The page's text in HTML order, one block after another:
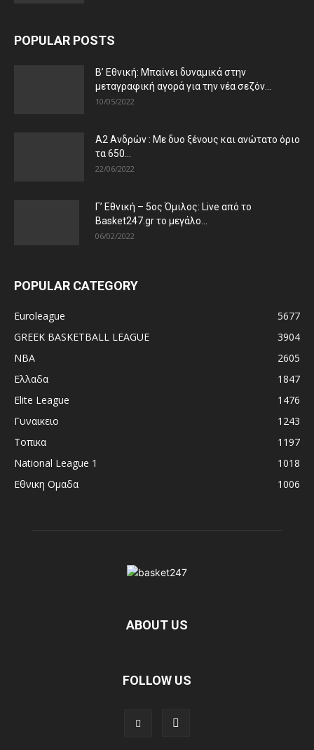
POPULAR POSTS
Β’ Εθνική: Μπαίνει δυναμικά στην
μεταγραφική αγορά για την νέα σεζόν...
10/05/2022
Α2 Ανδρών : Με δυο ξένους και ανώτατο όριο
τα 650...
22/06/2022
Γ’ Εθνική – 5ος Όμιλος: Live από το
Basket247.gr το μεγάλο...
06/02/2022
POPULAR CATEGORY
Euroleague
5677
GREEK BASKETBALL LEAGUE
3904
NBA
2605
Ελλαδα
1847
Elite League
1476
Γυναικειο
1243
Τοπικα
1197
National League 1
1018
Εθνικη Ομαδα
1006
ABOUT US
FOLLOW US